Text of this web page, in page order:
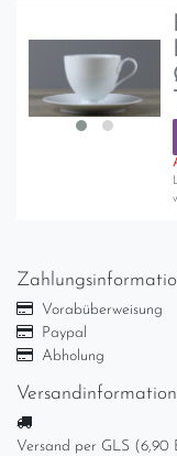
Vorabüberweisung
Paypal
Abholung
Versand per GLS (6,90